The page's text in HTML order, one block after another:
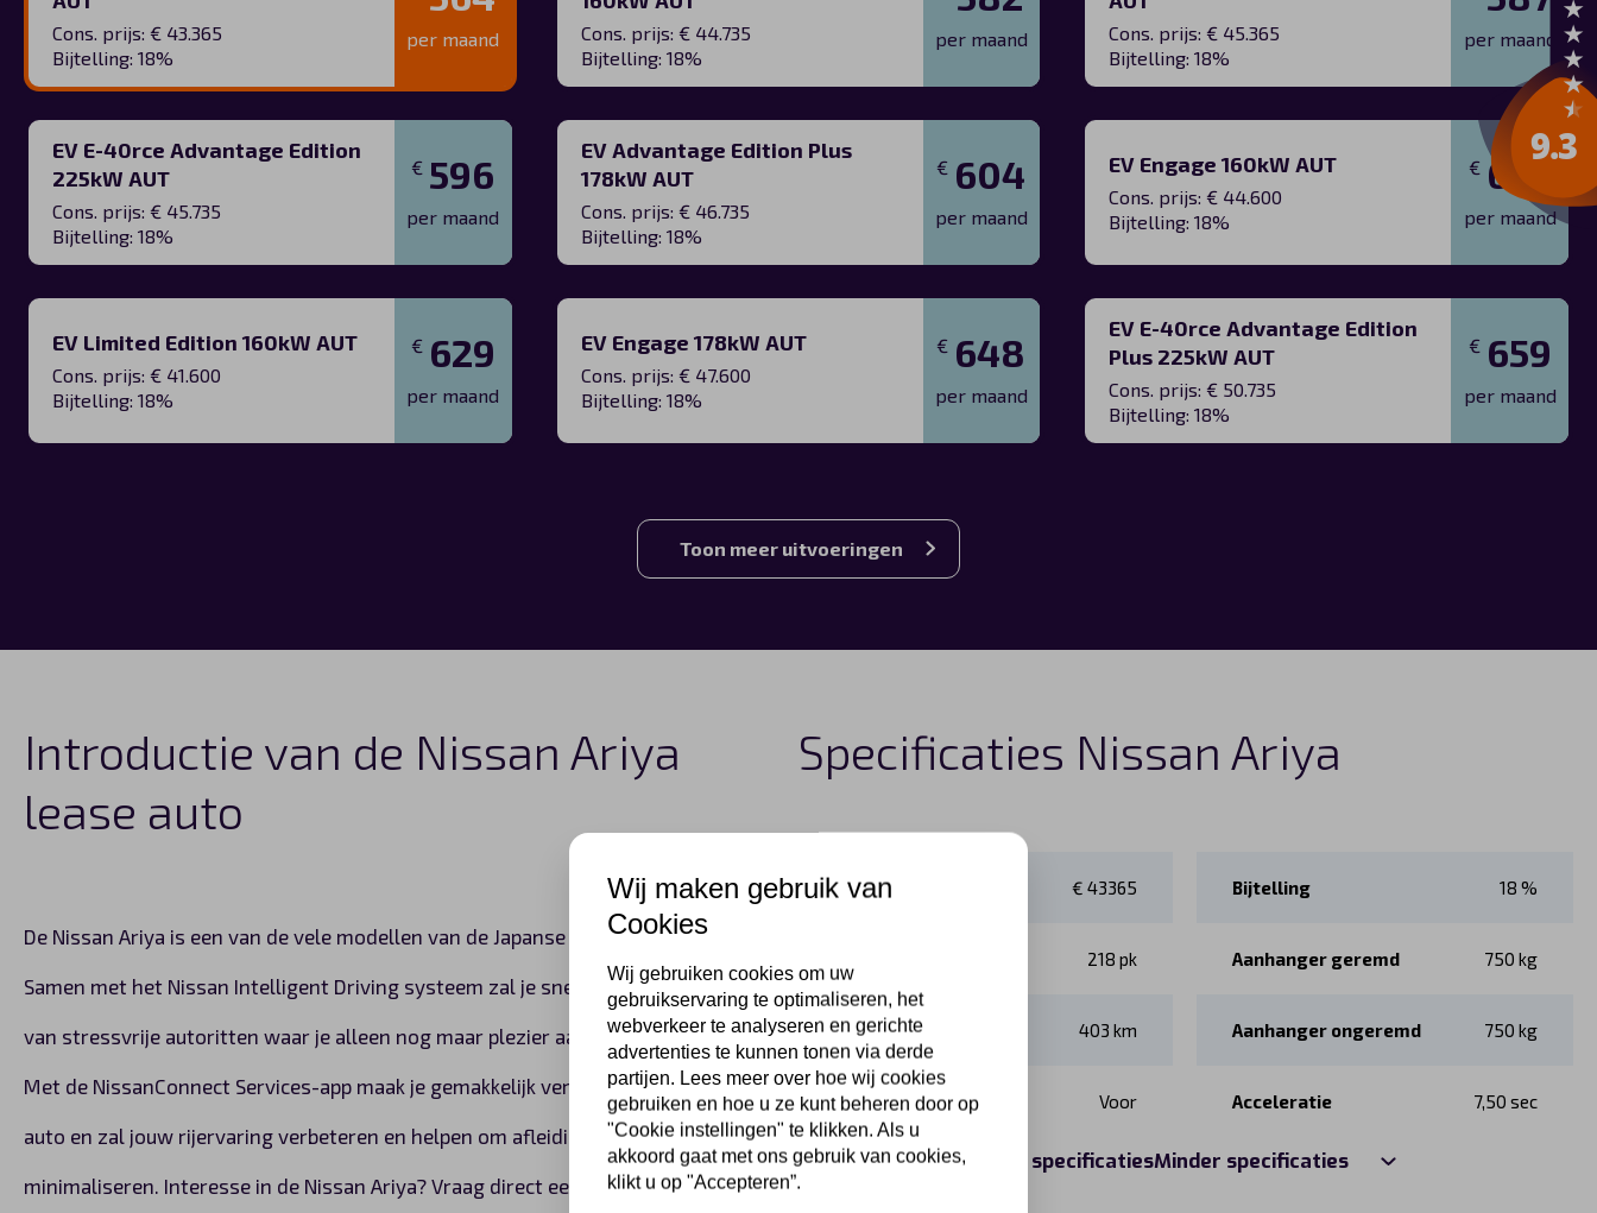
Cons. prijs: € 43.365
Bijtelling: 18%
per maand
Cons. prijs: € 44.735
Bijtelling: 18%
per maand
Cons. prijs: € 45.365
Bijtelling: 18%
per maand
EV E-40rce Advantage Edition
225kW AUT
Cons. prijs: € 45.735
Bijtelling: 18%
€ 596
per maand
EV Advantage Edition Plus
178kW AUT
Cons. prijs: € 46.735
Bijtelling: 18%
€ 604
per maand
EV Engage 160kW AUT
Cons. prijs: € 44.600
Bijtelling: 18%
€ 610
per maand
EV Limited Edition 160kW AUT
Cons. prijs: € 41.600
Bijtelling: 18%
€ 629
per maand
EV Engage 178kW AUT
Cons. prijs: € 47.600
Bijtelling: 18%
€ 648
per maand
EV E-40rce Advantage Edition
Plus 225kW AUT
Cons. prijs: € 50.735
Bijtelling: 18%
€ 659
per maand
Toon meer uitvoeringen
Introductie van de Nissan Ariya
lease auto
De Nissan Ariya is een van de vele modellen van de Japanse autoproducent.
Samen met het Nissan Intelligent Driving systeem zal je snel kunnen genieten
van stressvrije autoritten waar je alleen nog maar plezier aan zal beleven.
Met de NissanConnect Services-app maak je gemakkelijk verbinding met jouw
auto en zal jouw rijervaring verbeteren en helpen om afleidingen te
minimaliseren. Interesse in de Nissan Ariya? Vraag direct een offerte aan.
Specificaties Nissan Ariya
Consumentenprijs € 43365 Bijtelling 18 %
218 pk Aanhanger geremd 750 kg
Actieradius (WLTP) 403 km Aanhanger ongeremd 750 kg
Aandrijving Voor Acceleratie 7,50 sec
Meer specificatiesMinder specificaties
Wij maken gebruik van
Cookies
Wij gebruiken cookies om uw
gebruikservaring te optimaliseren, het
webverkeer te analyseren en gerichte
advertenties te kunnen tonen via derde
partijen. Lees meer over hoe wij cookies
gebruiken en hoe u ze kunt beheren door op
"Cookie instellingen" te klikken. Als u
akkoord gaat met ons gebruik van cookies,
klikt u op "Accepteren”.